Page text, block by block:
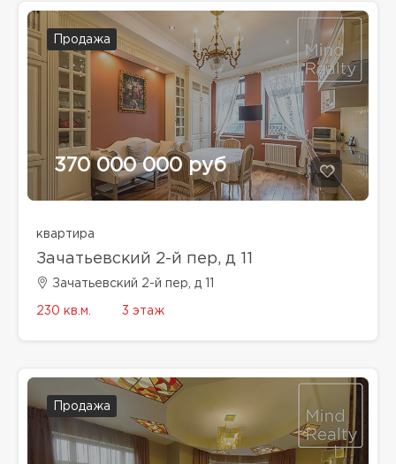
Продажа
370 000 000 руб
квартира
Зачатьевский 2-й пер, д 11
Зачатьевский 2-й пер, д 11
230 кв.м. 3 этаж
Продажа